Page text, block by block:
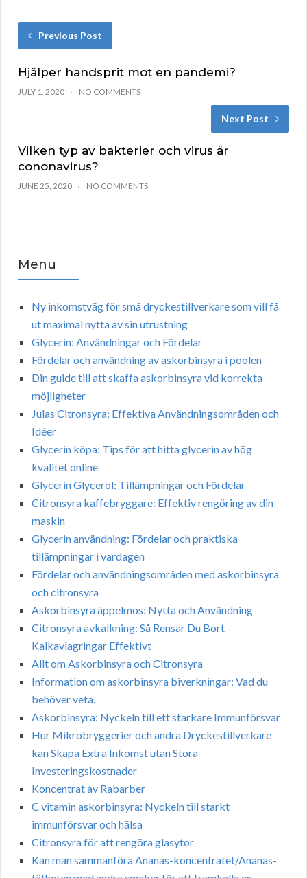
Previous Post
Hjälper handsprit mot en pandemi?
JULY 1, 2020 NO COMMENTS
Next Post
Vilken typ av bakterier och virus är
cononavirus?
JUNE 25, 2020 NO COMMENTS
Menu
Ny inkomstväg för små dryckestillverkare som vill få
ut maximal nytta av sin utrustning
Glycerin: Användningar och Fördelar
Fördelar och användning av askorbinsyra i poolen
Din guide till att skaffa askorbinsyra vid korrekta
möjligheter
Julas Citronsyra: Effektiva Användningsområden och
Idéer
Glycerin köpa: Tips för att hitta glycerin av hög
kvalitet online
Glycerin Glycerol: Tillämpningar och Fördelar
Citronsyra kaffebryggare: Effektiv rengöring av din
maskin
Glycerin användning: Fördelar och praktiska
tillämpningar i vardagen
Fördelar och användningsområden med askorbinsyra
och citronsyra
Askorbinsyra äppelmos: Nytta och Användning
Citronsyra avkalkning: Så Rensar Du Bort
Kalkavlagringar Effektivt
Allt om Askorbinsyra och Citronsyra
Information om askorbinsyra biverkningar: Vad du
behöver veta.
Askorbinsyra: Nyckeln till ett starkare Immunförsvar
Hur Mikrobryggerier och andra Dryckestillverkare
kan Skapa Extra Inkomst utan Stora
Investeringskostnader
Koncentrat av Rabarber
C vitamin askorbinsyra: Nyckeln till starkt
immunförsvar och hälsa
Citronsyra för att rengöra glasytor
Kan man sammanföra Ananas-koncentratet/Ananas-